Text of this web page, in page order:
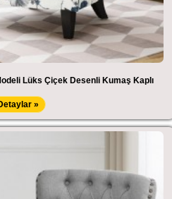
Lüks Çiçek Desenli Kumaş Kaplı
»